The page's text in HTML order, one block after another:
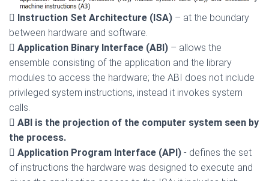
 Instruction Set Architecture (ISA) – at the boundary
between hardware and software.
 Application Binary Interface (ABI) – allows the
ensemble consisting of the application and the library
modules to access the hardware; the ABI does not include
privileged system instructions, instead it invokes system
calls.
 ABI is the projection of the computer system seen by
the process.
 Application Program Interface (API) - defines the set
of instructions the hardware was designed to execute and